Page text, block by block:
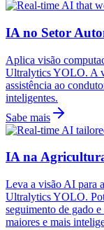
IA no Setor
Aplica visão
Ultralytics YOLO. A
assistência ao
inteligentes.
Sabe mais
IA na
Leva a visão AI para
Ultralytics YOLO.
seguimento de gado
maiores e mais